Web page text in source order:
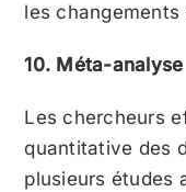
les
10. Méta-analyse
Les chercheurs
quantitative des
plusieurs études